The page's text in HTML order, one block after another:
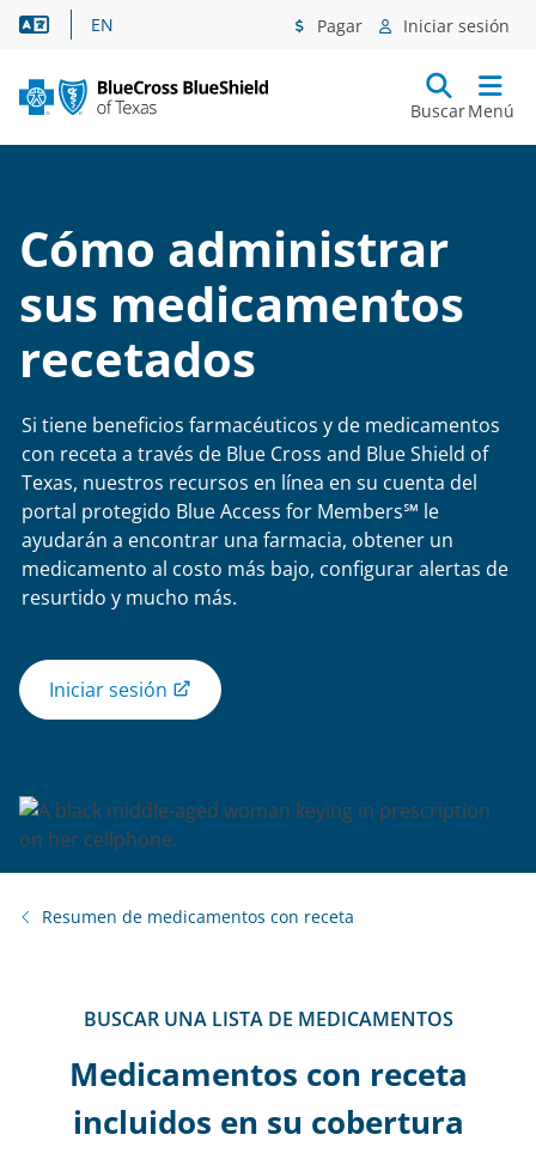
Asistencia lingüística
EN Pagar Iniciar sesión
BuscarMenú
Cómo administrar
sus medicamentos
recetados
Si tiene beneficios farmacéuticos y de medicamentos
con receta a través de Blue Cross and Blue Shield of
Texas, nuestros recursos en línea en su cuenta del
portal protegido Blue Access for Members℠ le
ayudarán a encontrar una farmacia, obtener un
medicamento al costo más bajo, configurar alertas de
resurtido y mucho más.
Iniciar sesión
Resumen de medicamentos con receta
BUSCAR UNA LISTA DE MEDICAMENTOS
Medicamentos con receta
incluidos en su cobertura